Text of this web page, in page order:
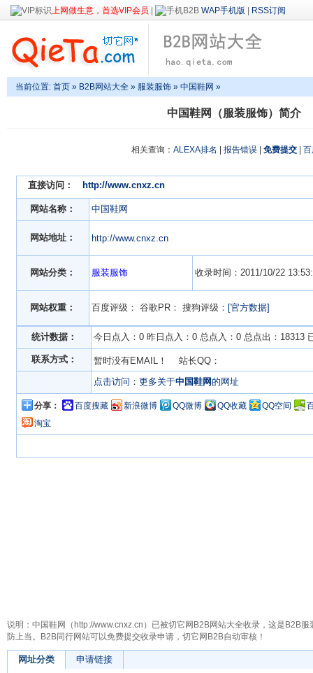
上网做生意，首选VIP会员 WAP手机版 RSS订阅
当前位置: 首页 » B2B网站大全 » 服装服饰 » 中国鞋网 »
中国鞋网（服装服饰）简介
相关查询： ALEXA排名 报告错误 免费提交
直接访问： http://www.cnxz.cn
网站名称： 中国鞋网
网站地址： http://www.cnxz.cn
网站分类： 服装服饰 收录时间：2011/10/22
网站权重： 百度评级： 谷歌PR： 搜狗评级： [官方数据]
统计数据： 今日点入：0 昨日点入：0 总点入：0 总点出：18313
联系方式：
暂时没有EMAIL！ 站长QQ：
点击访问：更多关于中国鞋网的网址
分享： 百度搜藏 新浪微博 QQ微博 QQ收藏 QQ空间
淘宝
说明：中国鞋网（http://www.cnxz.cn）已被切它网B2B网站大全收录，这是B2B
防上当。B2B同行网站可以免费提交收录申请，切它网B2B自动审核！
网址分类 申请链接